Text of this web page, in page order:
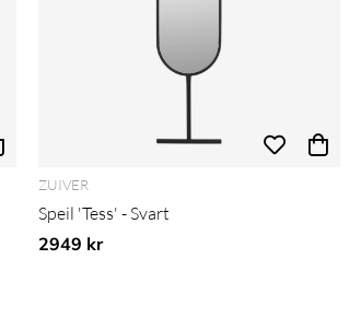
ZUIVER
Speil 'Tess' - Svart
2949 kr